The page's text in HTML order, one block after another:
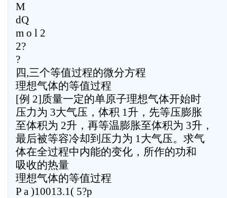
M
dQ
m o l 2
2?
?
四,三个等值过程的微分方程
理想气体的等值过程
[例 2]质量一定的单原子理想气体开始时
压力为 3大气压，体积 1升，先等压膨胀
至体积为 2升，再等温膨胀至体积为 3升，
最后被等容冷却到压力为 1大气压。求气
体在全过程中内能的变化，所作的功和
吸收的热量
理想气体的等值过程
P a )10013.1( 5?p